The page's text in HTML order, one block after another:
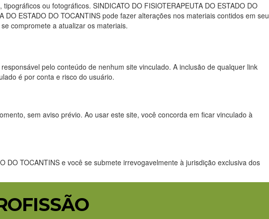
ou fotográficos. SINDICATO DO FISIOTERAPEUTA DO ESTADO DO
ESTADO DO TOCANTINS pode fazer alterações nos materiais contidos em seu
compromete a atualizar os materiais.
pelo conteúdo de nenhum site vinculado. A inclusão de qualquer link
é por conta e risco do usuário.
sem aviso prévio. Ao usar este site, você concorda em ficar vinculado à
DO TOCANTINS e você se submete irrevogavelmente à jurisdição exclusiva dos